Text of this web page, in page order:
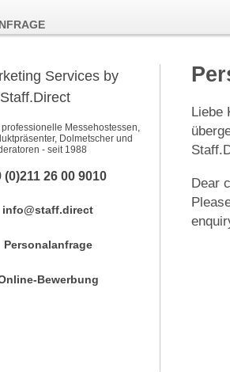
Services by
Staff.Direct
Messehostessen,
Dolmetscher und
- seit 1988
(0)211 26 00 9010
info@staff.direct
Personalanfrage
Bewerbung
Liebe
Dear